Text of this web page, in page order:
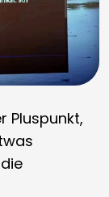
Pluspunkt,